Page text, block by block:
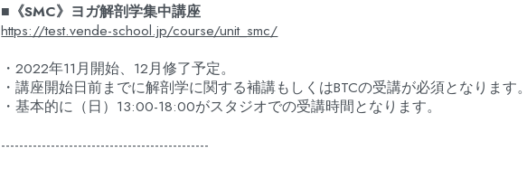
■《SMC》ヨガ解剖学集中講座
https://test.vende-school.jp/course/unit_smc/
・2022年11月開始、12月修了予定。
・講座開始日前までに解剖学に関する補講もしくはBTCの受講が必須となります
・基本的に（日）13:00-18:00がスタジオでの受講時間となります。
----------------------------------------------